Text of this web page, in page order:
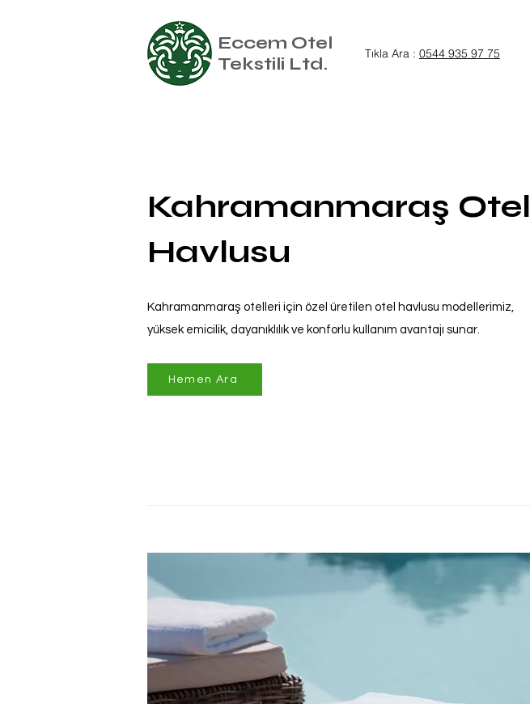
Eccem Otel
Tekstili Ltd.
Tıkla Ara : 0544 935 97 75
Kahramanmaraş Otel
Havlusu
Kahramanmaraş otelleri için özel üretilen otel havlusu modellerimiz,
yüksek emicilik, dayanıklılık ve konforlu kullanım avantajı sunar.
Hemen Ara